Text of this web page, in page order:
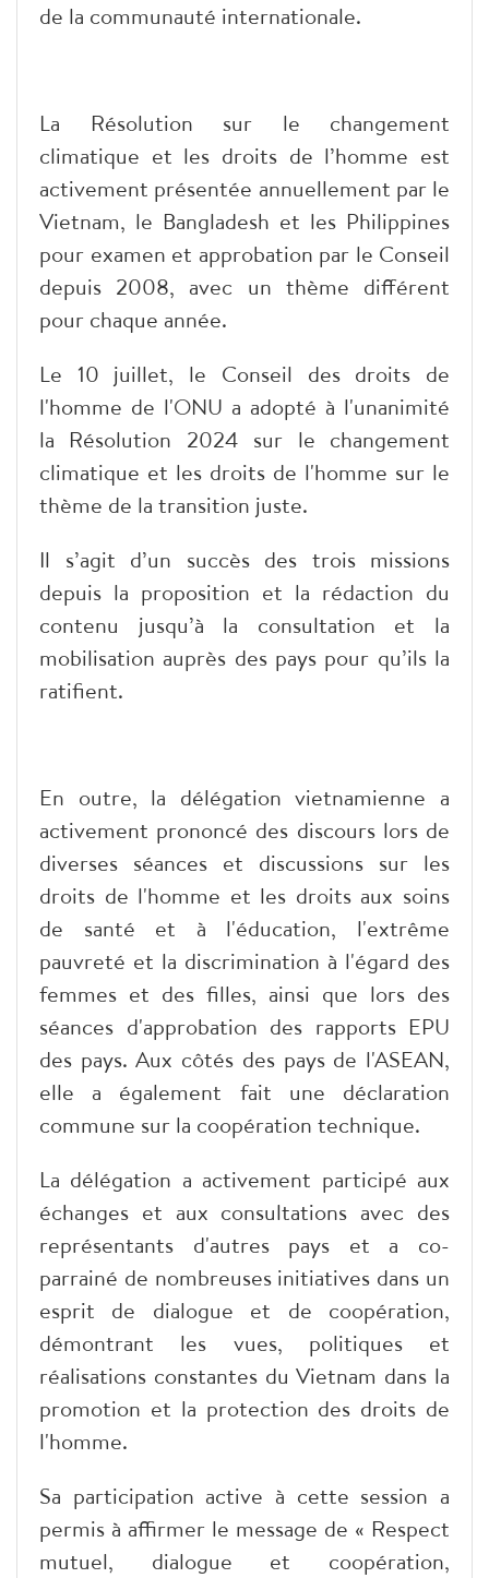
de la communauté internationale.
La Résolution sur le changement
climatique et les droits de l’homme est
activement présentée annuellement par le
Vietnam, le Bangladesh et les Philippines
pour examen et approbation par le Conseil
depuis 2008, avec un thème différent
pour chaque année.
Le 10 juillet, le Conseil des droits de
l'homme de l'ONU a adopté à l'unanimité
la Résolution 2024 sur le changement
climatique et les droits de l'homme sur le
thème de la transition juste.
Il s’agit d’un succès des trois missions
depuis la proposition et la rédaction du
contenu jusqu’à la consultation et la
mobilisation auprès des pays pour qu’ils la
ratifient.
En outre, la délégation vietnamienne a
activement prononcé des discours lors de
diverses séances et discussions sur les
droits de l'homme et les droits aux soins
de santé et à l'éducation, l'extrême
pauvreté et la discrimination à l'égard des
femmes et des filles, ainsi que lors des
séances d'approbation des rapports EPU
des pays. Aux côtés des pays de l'ASEAN,
elle a également fait une déclaration
commune sur la coopération technique.
La délégation a activement participé aux
échanges et aux consultations avec des
représentants d'autres pays et a co-
parrainé de nombreuses initiatives dans un
esprit de dialogue et de coopération,
démontrant les vues, politiques et
réalisations constantes du Vietnam dans la
promotion et la protection des droits de
l'homme.
Sa participation active à cette session a
permis à affirmer le message de « Respect
mutuel, dialogue et coopération,